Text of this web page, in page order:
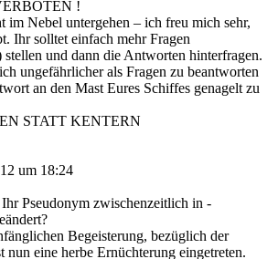
!
im Nebel untergehen – ich freu mich sehr,
Ihr solltet einfach mehr Fragen
stellen und dann die Antworten hinterfragen.
ungefährlicher als Fragen zu beantworten
an den Mast Eures Schiffes genagelt zu
STATT KENTERN
um 18:24
Pseudonym zwischenzeitlich in -
Begeisterung, bezüglich der
nun eine herbe Ernüchterung eingetreten.